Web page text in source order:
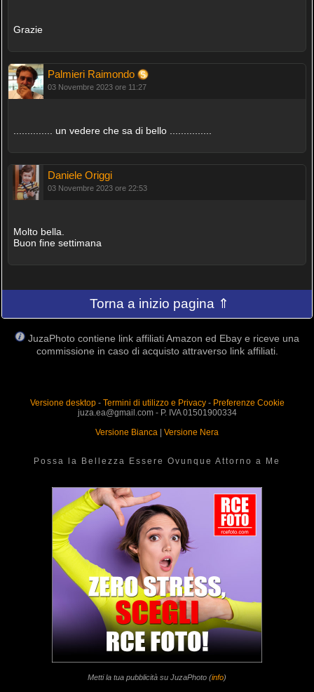
Grazie
Palmieri Raimondo
03 Novembre 2023 ore 11:27
.............. un vedere che sa di bello ...............
Daniele Origgi
03 Novembre 2023 ore 22:53
Molto bella.
Buon fine settimana
Torna a inizio pagina ⇑
JuzaPhoto contiene link affiliati Amazon ed Ebay e riceve una
commissione in caso di acquisto attraverso link affiliati.
Versione desktop- Termini di utilizzo e Privacy- Preferenze Cookie
juza.ea@gmail.com - P. IVA 01501900334
Versione Bianca
Versione Nera
Possa la Bellezza Essere Ovunque Attorno a Me
Metti la tua pubblicità su JuzaPhoto (info)